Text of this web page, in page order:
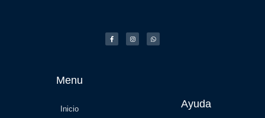
Menu
Inicio
Ayuda